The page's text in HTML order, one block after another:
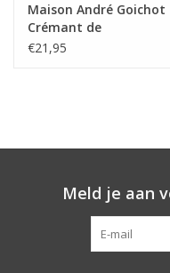
Maison André Goichot
Crémant de
Bourgogne
€21,95
Meld je aan